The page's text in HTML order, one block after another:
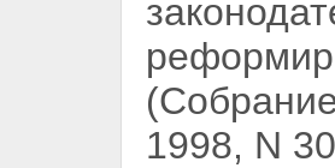
1998, N